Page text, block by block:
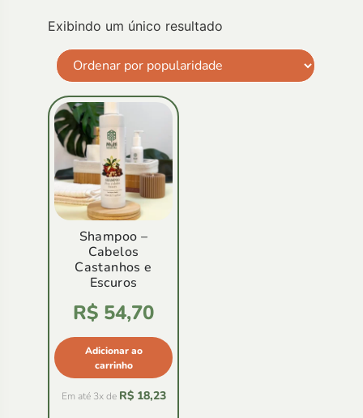
Exibindo um único resultado
Shampoo –
Cabelos
Castanhos e
Escuros
4.83
de
5
R$ 54,70
Adicionar ao
carrinho
Em até 3x de R$18,23